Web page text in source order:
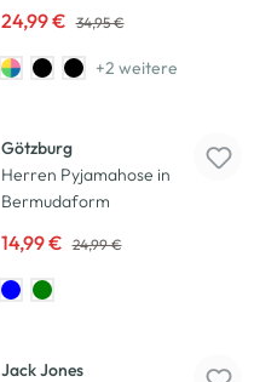
24,99 € 34,95 €
+2 weitere
Götzburg
Herren Pyjamahose in
Bermudaform
14,99 € 24,99 €
Jack Jones